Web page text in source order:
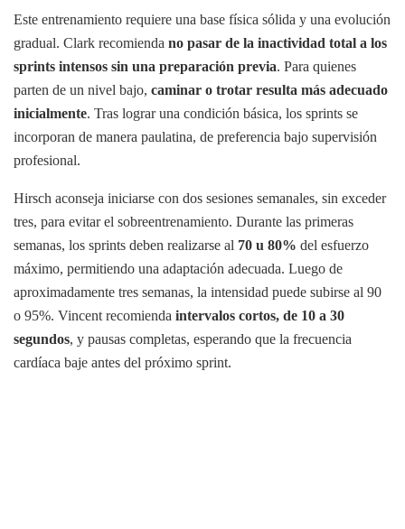
Este entrenamiento requiere una base física sólida y una evolución
gradual. Clark recomienda no pasar de la inactividad total a los
sprints intensos sin una preparación previa. Para quienes
parten de un nivel bajo, caminar o trotar resulta más adecuado
inicialmente. Tras lograr una condición básica, los sprints se
incorporan de manera paulatina, de preferencia bajo supervisión
profesional.
Hirsch aconseja iniciarse con dos sesiones semanales, sin exceder
tres, para evitar el sobreentrenamiento. Durante las primeras
semanas, los sprints deben realizarse al 70 u 80% del esfuerzo
máximo, permitiendo una adaptación adecuada. Luego de
aproximadamente tres semanas, la intensidad puede subirse al 90
o 95%. Vincent recomienda intervalos cortos, de 10 a 30
segundos, y pausas completas, esperando que la frecuencia
cardíaca baje antes del próximo sprint.